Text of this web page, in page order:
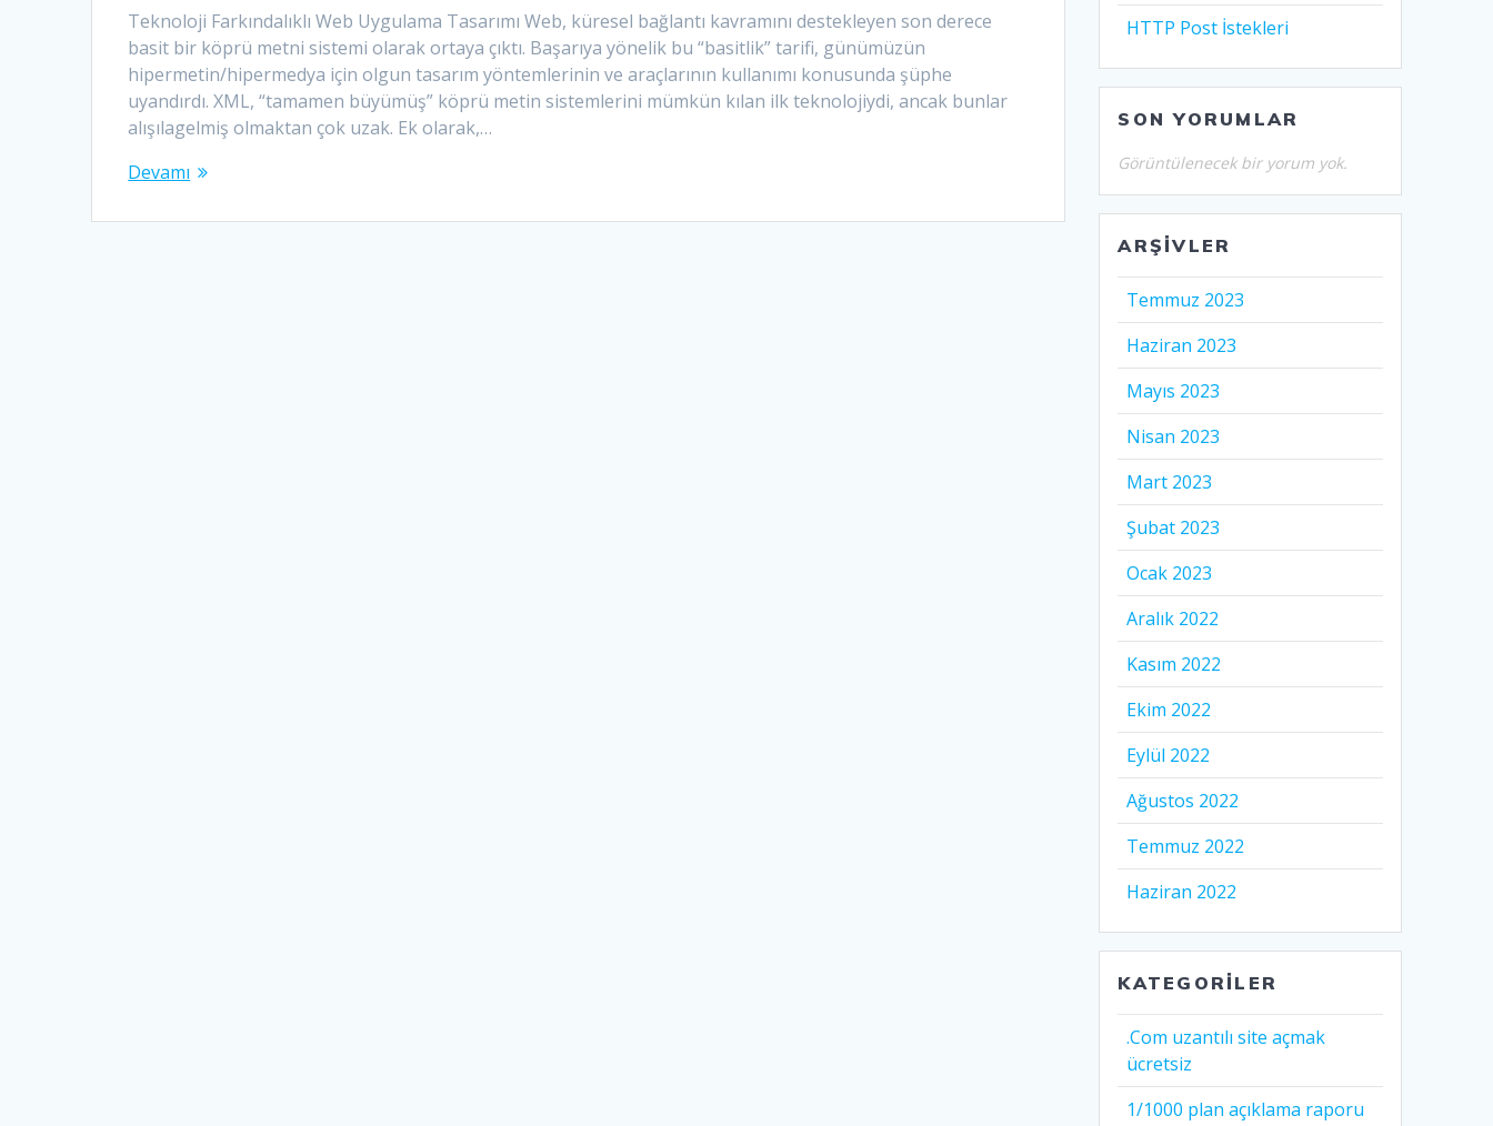
Teknoloji Farkındalıklı Web Uygulama Tasarımı Web, küresel bağlantı kavramını destekleyen son derece
basit bir köprü metni sistemi olarak ortaya çıktı. Başarıya yönelik bu “basitlik” tarifi, günümüzün
hipermetin/hipermedya için olgun tasarım yöntemlerinin ve araçlarının kullanımı konusunda şüphe
uyandırdı. XML, “tamamen büyümüş” köprü metin sistemlerini mümkün kılan ilk teknolojiydi, ancak bunlar
alışılagelmiş olmaktan çok uzak. Ek olarak,…
Devamı
HTTP Post İstekleri
SON YORUMLAR
Görüntülenecek bir yorum yok.
ARŞIVLER
Temmuz 2023
Haziran 2023
Mayıs 2023
Nisan 2023
Mart 2023
Şubat 2023
Ocak 2023
Aralık 2022
Kasım 2022
Ekim 2022
Eylül 2022
Ağustos 2022
Temmuz 2022
Haziran 2022
KATEGORILER
.Com uzantılı site açmak
ücretsiz
1/1000 plan açıklama raporu